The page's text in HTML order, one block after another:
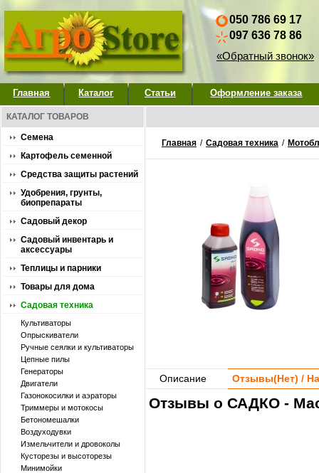
050 786 69 17
097 636 78 86
«Обратный звонок»
Главная Каталог Статьи Оформление заказа
КАТАЛОГ ТОВАРОВ
Семена
Картофель семенной
Средства защиты растений
Удобрения, грунты,
биопрепараты
Садовый декор
Садовый инвентарь и
аксессуары
Теплицы и парники
Товары для дома
Садовая техника
Культиваторы
Опрыскиватели
Ручные сеялки и культиваторы
Цепные пилы
Генераторы
Двигатели
Газонокосилки и аэраторы
Триммеры и мотокосы
Бетономешалки
Воздуходувки
Измельчители и дровоколы
Кусторезы и высоторезы
Минимойки
Главная / Садовая техника /
Описание Отзывы(Нет) /
Отзывы о САДКО -